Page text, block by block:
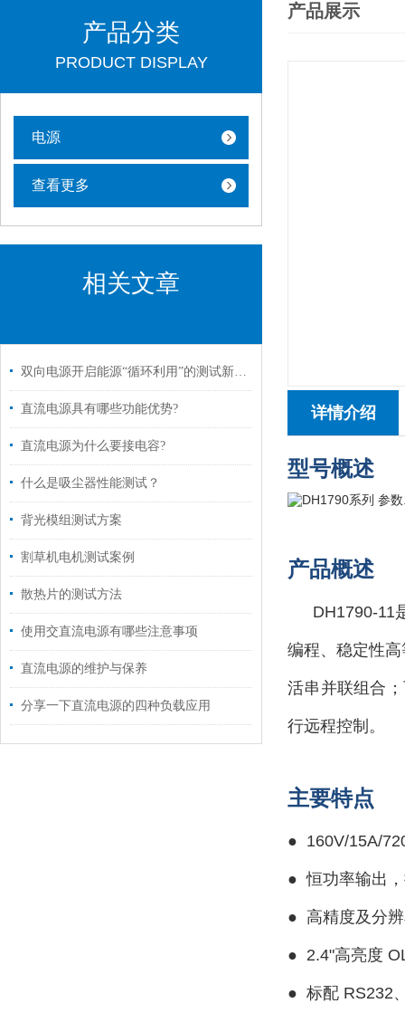
产品分类
PRODUCT DISPLAY
电源
查看更多
相关文章
双向电源开启能源“循环利用”的测试新纪元
直流电源具有哪些功能优势?
直流电源为什么要接电容?
什么是吸尘器性能测试？
背光模组测试方案
割草机电机测试案例
散热片的测试方法
使用交直流电源有哪些注意事项
直流电源的维护与保养
分享一下直流电源的四种负载应用
产品展示
详情介绍
型号概述
产品概述
DH1790-11
编程、稳定性
活串并联组合
行远程控制。
主要特点
● 160V/15A/
●恒功率输出
● 高精度及分
● 2.4"高亮度
● 标配 RS232